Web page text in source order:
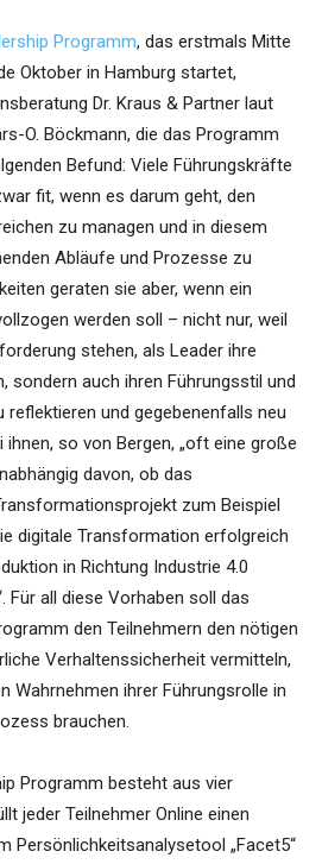
Programm, das erstmals Mitte
Oktober in Hamburg startet,
Dr. Kraus & Partner laut
O. Böckmann, die das Programm
Befund: Viele Führungskräfte
fit, wenn es darum geht, den
zu managen und in diesem
Abläufe und Prozesse zu
geraten sie aber, wenn ein
werden soll – nicht nur, weil
stehen, als Leader ihre
sondern auch ihren Führungsstil und
reflektieren und gegebenenfalls neu
so von Bergen, „oft eine große
davon, ob das
zum Beispiel
digitale Transformation erfolgreich
in Richtung Industrie 4.0
Für all diese Vorhaben soll das
den Teilnehmern den nötigen
Verhaltenssicherheit vermitteln,
Wahrnehmen ihrer Führungsrolle in
brauchen.
Programm besteht aus vier
jeder Teilnehmer Online einen
Persönlichkeitsanalysetool „Facet5“